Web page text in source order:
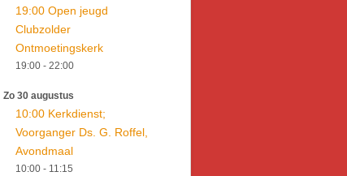
19:00 Open jeugd
Clubzolder
Ontmoetingskerk
19:00 - 22:00
Zo 30 augustus
10:00 Kerkdienst;
Voorganger Ds. G. Roffel,
Avondmaal
10:00 - 11:15